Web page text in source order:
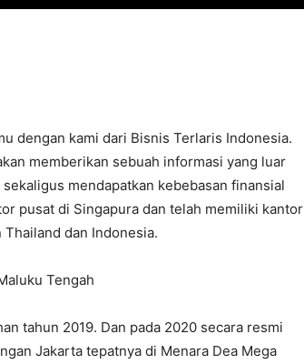
dengan kami dari Bisnis Terlaris Indonesia.
memberikan sebuah informasi yang luar
mendapatkan kebebasan finansial
pusat di Singapura dan telah memiliki kantor
dan Indonesia.
tahun 2019. Dan pada 2020 secara resmi
Jakarta tepatnya di Menara Dea Mega